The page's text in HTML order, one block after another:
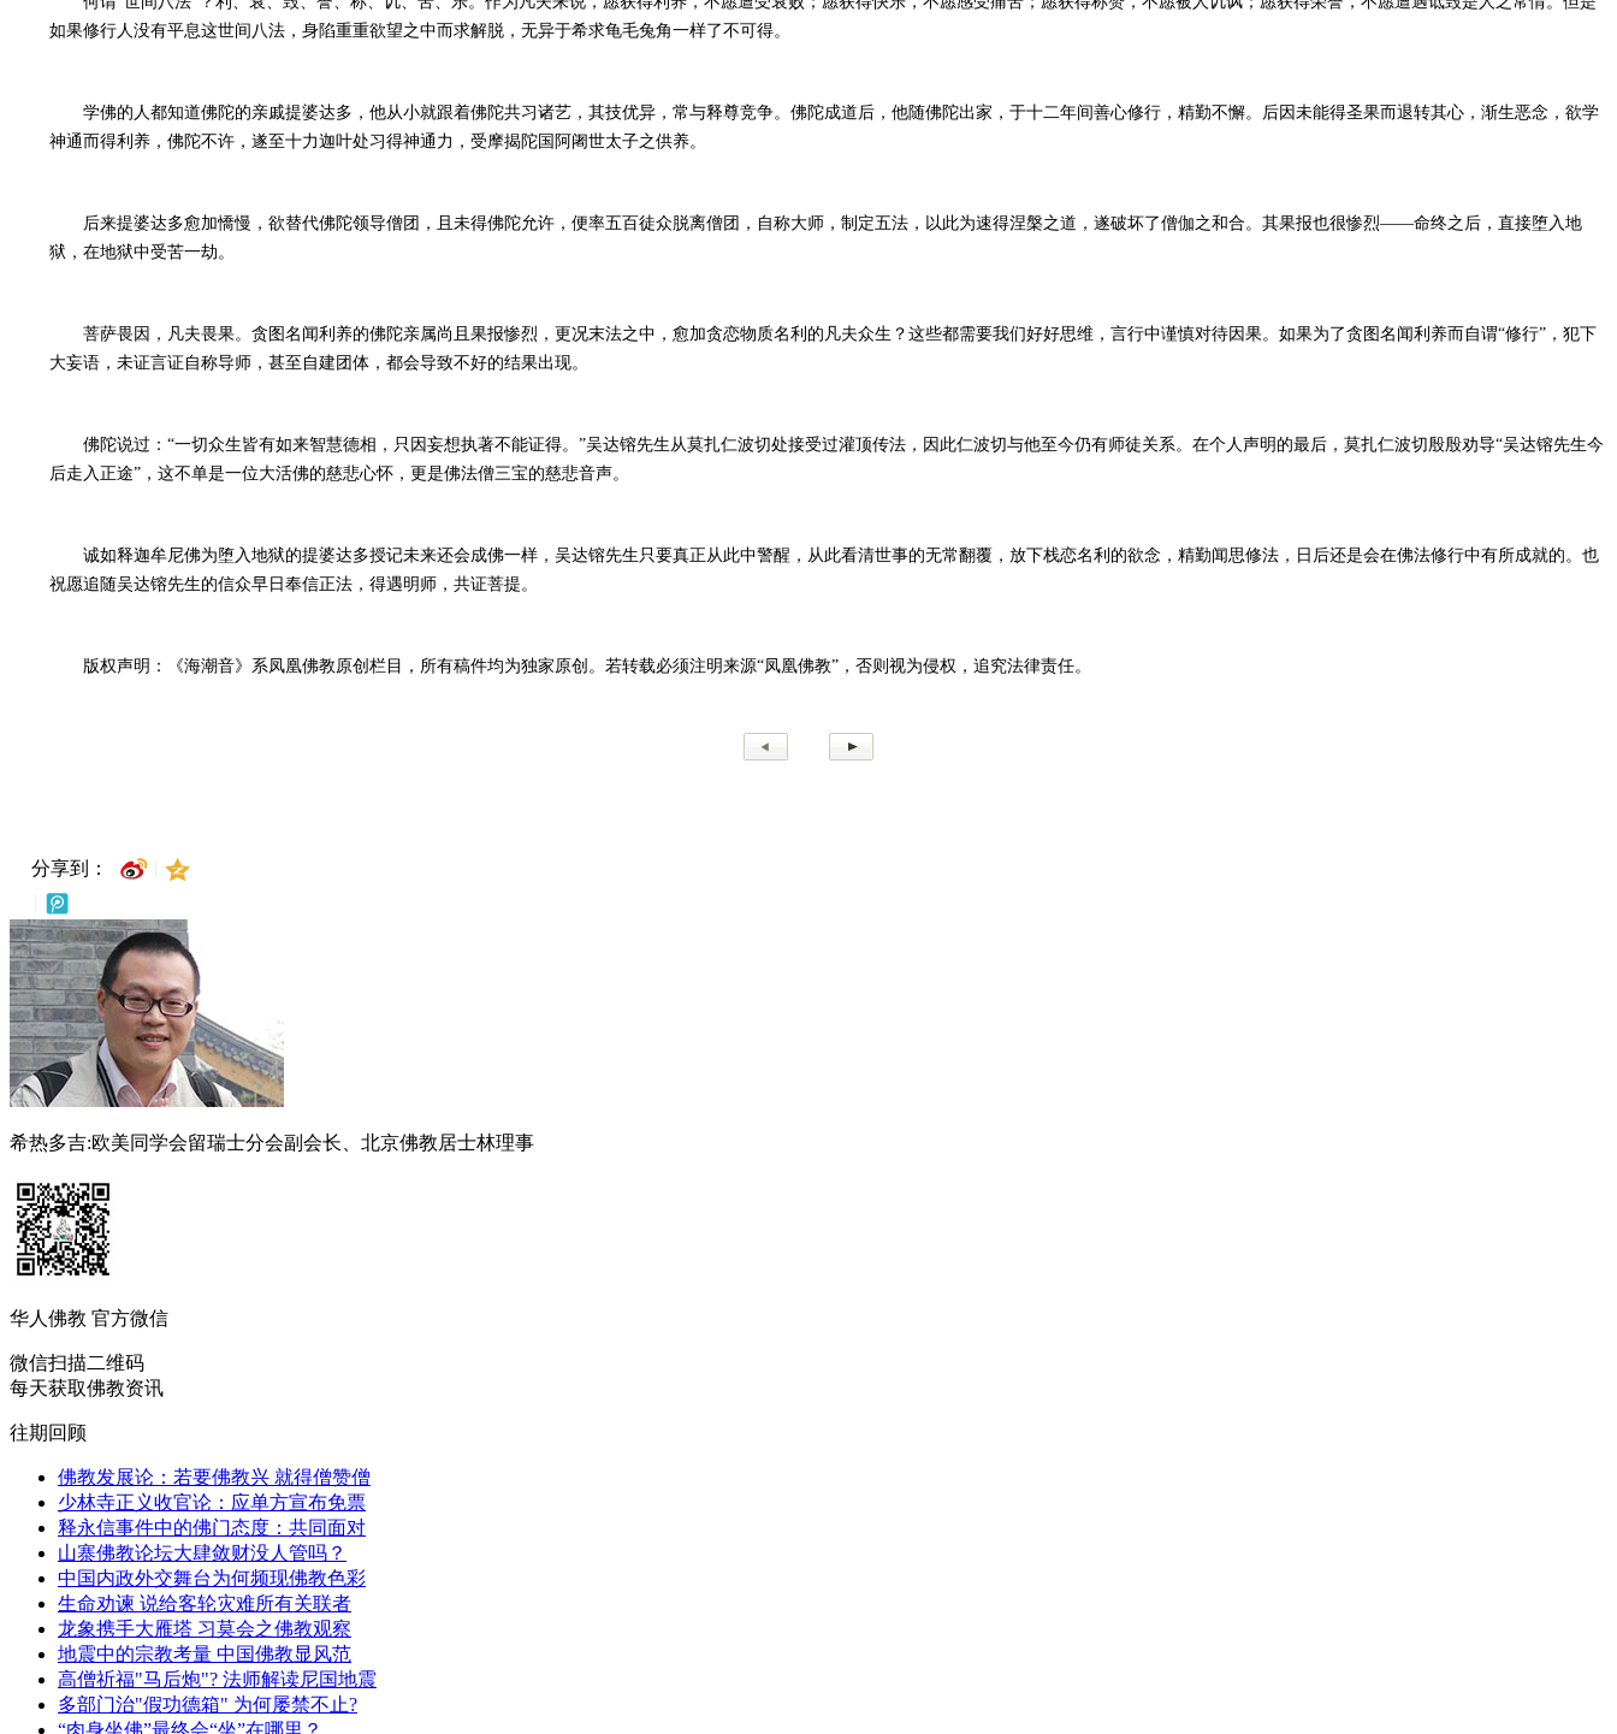
如果修行人没有平息这世间八法，身陷重重欲望之中而求解脱，无异于希求龟毛兔角一样了不可得。
学佛的人都知道佛陀的亲戚提婆达多，他从小就跟着佛陀共习诸艺，其技优异，常与释尊竞争。佛陀成道后，他随佛陀出家，于十二年间善心修行，精勤不懈。后因未能得圣果而退转其心，渐生恶念，欲学
神通而得利养，佛陀不许，遂至十力迦叶处习得神通力，受摩揭陀国阿阇世太子之供养。
后来提婆达多愈加憍慢，欲替代佛陀领导僧团，且未得佛陀允许，便率五百徒众脱离僧团，自称大师，制定五法，以此为速得涅槃之道，遂破坏了僧伽之和合。其果报也很惨烈——命终之后，直接堕入地
狱，在地狱中受苦一劫。
菩萨畏因，凡夫畏果。贪图名闻利养的佛陀亲属尚且果报惨烈，更况末法之中，愈加贪恋物质名利的凡夫众生？这些都需要我们好好思维，言行中谨慎对待因果。如果为了贪图名闻利养而自谓“修行”，犯下
大妄语，未证言证自称导师，甚至自建团体，都会导致不好的结果出现。
佛陀说过：“一切众生皆有如来智慧德相，只因妄想执著不能证得。”吴达镕先生从莫扎仁波切处接受过灌顶传法，因此仁波切与他至今仍有师徒关系。在个人声明的最后，莫扎仁波切殷殷劝导“吴达镕先生今
后走入正途”，这不单是一位大活佛的慈悲心怀，更是佛法僧三宝的慈悲音声。
诚如释迦牟尼佛为堕入地狱的提婆达多授记未来还会成佛一样，吴达镕先生只要真正从此中警醒，从此看清世事的无常翻覆，放下栈恋名利的欲念，精勤闻思修法，日后还是会在佛法修行中有所成就的。也
祝愿追随吴达镕先生的信众早日奉信正法，得遇明师，共证菩提。
版权声明：《海潮音》系凤凰佛教原创栏目，所有稿件均为独家原创。若转载必须注明来源“凤凰佛教”，否则视为侵权，追究法律责任。
分享到：
希热多吉:欧美同学会留瑞士分会副会长、北京佛教居士林理事
华人佛教 官方微信
微信扫描二维码
每天获取佛教资讯
往期回顾
佛教发展论：若要佛教兴 就得僧赞僧
少林寺正义收官论：应单方宣布免票
释永信事件中的佛门态度：共同面对
山寨佛教论坛大肆敛财没人管吗？
中国内政外交舞台为何频现佛教色彩
生命劝谏 说给客轮灾难所有关联者
龙象携手大雁塔 习莫会之佛教观察
地震中的宗教考量 中国佛教显风范
高僧祈福"马后炮"? 法师解读尼国地震
多部门治"假功德箱" 为何屡禁不止?
“肉身坐佛”最终会“坐”在哪里？